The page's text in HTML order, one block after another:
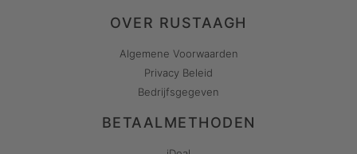
OVER RUSTAAGH
Algemene Voorwaarden
Privacy Beleid
Bedrijfsgegeven
BETAALMETHODEN